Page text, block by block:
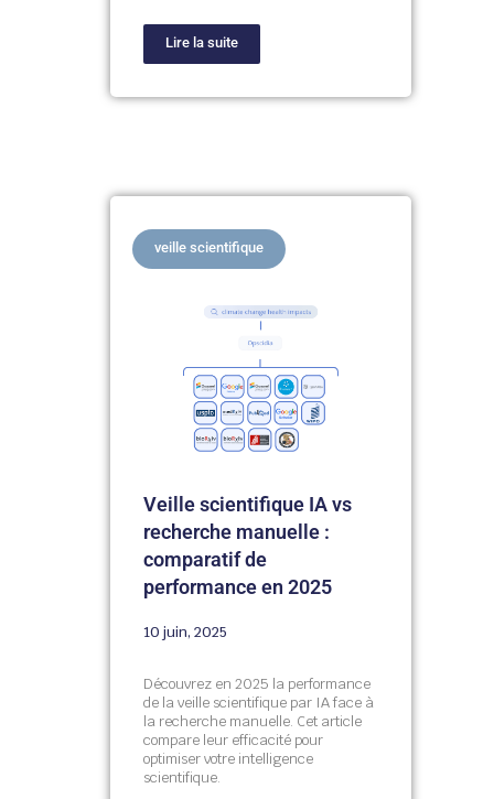
Lire la suite
veille scientifique
Veille scientifique IA vs
recherche manuelle :
comparatif de
performance en 2025
10 juin, 2025
Découvrez en 2025 la performance
de la veille scientifique par IA face à
la recherche manuelle. Cet article
compare leur efficacité pour
optimiser votre intelligence
scientifique.